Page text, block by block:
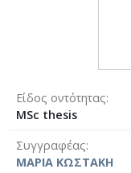
Είδος οντότητας
MSc thesis
Συγγραφέας
ΜΑΡΙΑ ΚΩΣΤΑΚΗ